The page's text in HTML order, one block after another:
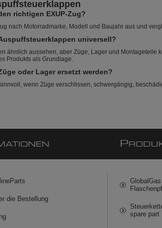
richtigen EXUP-Zug?
nach Motorradmarke, Modell und Baujahr aus und
universell?
ähnlich aussehen, aber Züge, Lager und
Produkts als Grundlage.
oder Lager ersetzt werden?
wenn Züge verschlissen, schwergängig,
die Bestellung
P
spare part